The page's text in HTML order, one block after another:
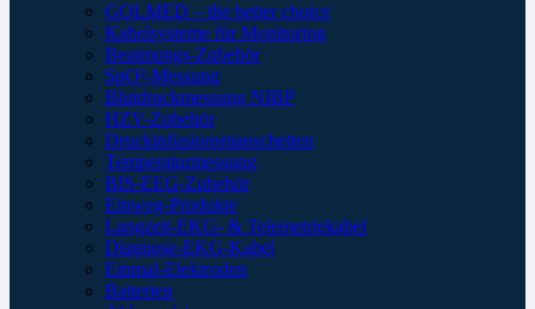
GOLMED – the better choice
Kabelsysteme für Monitoring
Beatmungs-Zubehör
SpO²-Messung
Blutdruckmessung NIBP
HZV-Zubehör
Druckinfusionsmanschetten
Temperaturmessung
BIS-EEG-Zubehör
Einweg-Produkte
Langzeit-EKG- & Telemetriekabel
Diagnose-EKG-Kabel
Einmal-Elektroden
Batterien